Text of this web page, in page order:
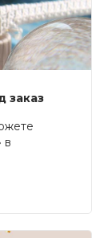
заказ
в